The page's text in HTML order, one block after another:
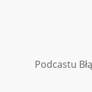
Podcastu